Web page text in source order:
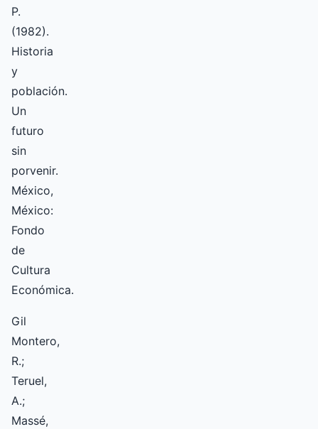
P.
(1982).
Historia
y
población.
Un
futuro
sin
porvenir.
México,
México:
Fondo
de
Cultura
Económica.
Gil
Montero,
R.;
Teruel,
A.;
Massé,